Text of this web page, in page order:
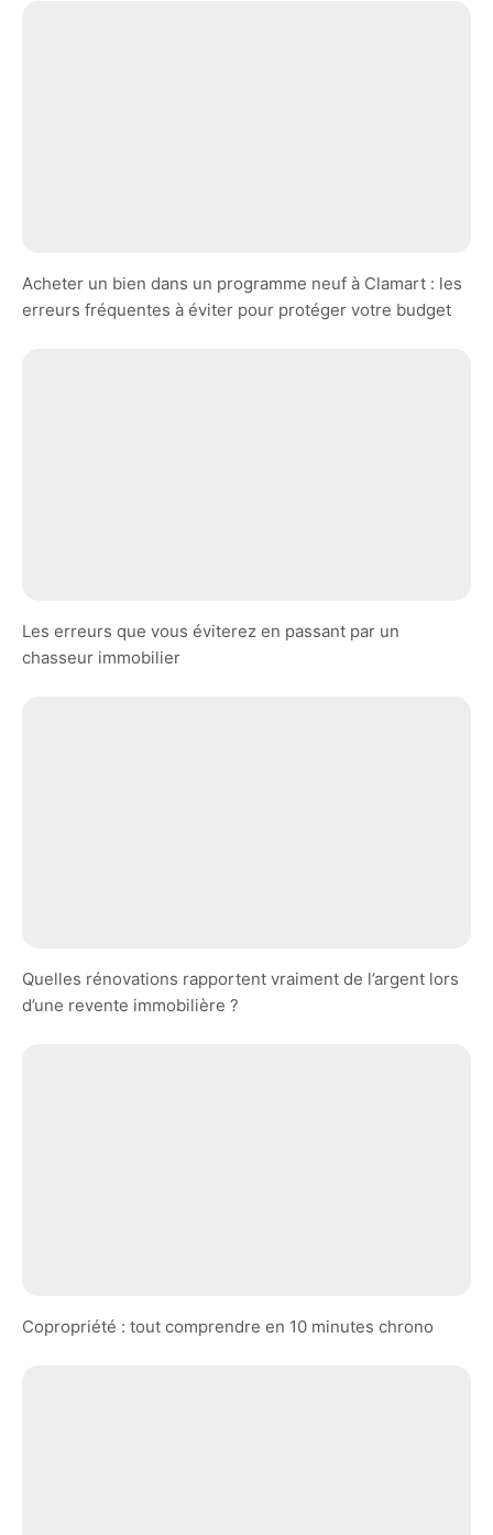
Acheter un bien dans un programme neuf à Clamart : les
erreurs fréquentes à éviter pour protéger votre budget
Les erreurs que vous éviterez en passant par un
chasseur immobilier
Quelles rénovations rapportent vraiment de l’argent lors
d’une revente immobilière ?
Copropriété : tout comprendre en 10 minutes chrono